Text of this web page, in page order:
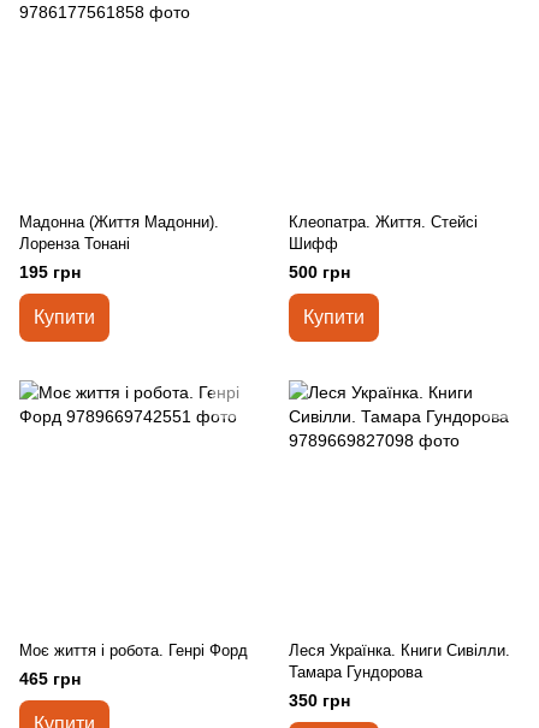
Мадонна (Життя Мадонни).
Лоренза Тонані
195 грн
Купити
Клеопатра. Життя. Стейсі
Шифф
500 грн
Купити
Моє життя і робота. Генрі Форд
465 грн
Купити
Леся Українка. Книги Сивілли.
Тамара Гундорова
350 грн